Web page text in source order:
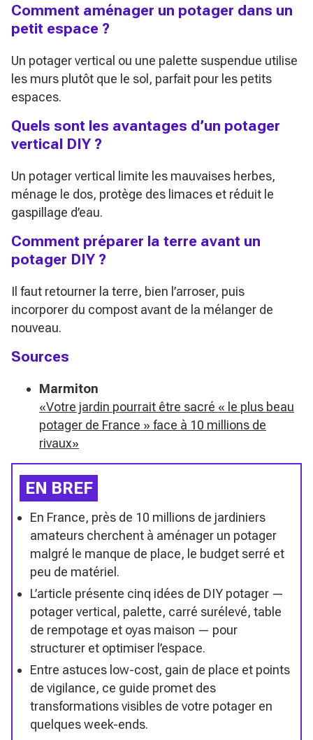
Comment aménager un potager dans un
petit espace ?
Un potager vertical ou une palette suspendue utilise
les murs plutôt que le sol, parfait pour les petits
espaces.
Quels sont les avantages d’un potager
vertical DIY ?
Un potager vertical limite les mauvaises herbes,
ménage le dos, protège des limaces et réduit le
gaspillage d’eau.
Comment préparer la terre avant un
potager DIY ?
Il faut retourner la terre, bien l’arroser, puis
incorporer du compost avant de la mélanger de
nouveau.
Sources
Marmiton
«Votre jardin pourrait être sacré « le plus beau
potager de France » face à 10 millions de
rivaux»
EN BREF
En France, près de 10 millions de jardiniers
amateurs cherchent à aménager un potager
malgré le manque de place, le budget serré et
peu de matériel.
L’article présente cinq idées de DIY potager —
potager vertical, palette, carré surélevé, table
de rempotage et oyas maison — pour
structurer et optimiser l’espace.
Entre astuces low-cost, gain de place et points
de vigilance, ce guide promet des
transformations visibles de votre potager en
quelques week-ends.